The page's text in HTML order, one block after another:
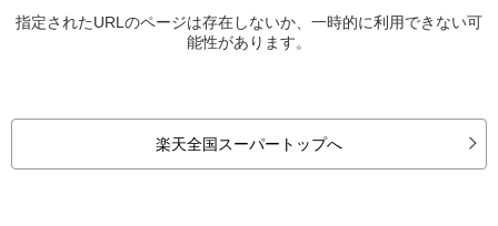
指定されたURLのページは存在しないか、一時的に利用できない可
能性があります。
楽天全国スーパートップへ